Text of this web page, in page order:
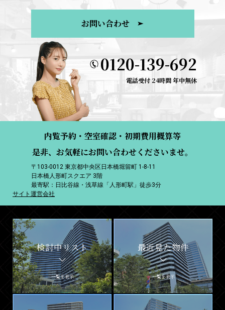
お問い合わせ
0120-139-692
電話受付 24時間 年中無休
内覧予約・空室確認・初期費用概算等
是非、お気軽にお問い合わせくださいませ。
〒103-0012 東京都中央区日本橋堀留町 1-8-11
日本橋人形町スクエア 3階
最寄駅：日比谷線・浅草線「人形町駅」徒歩3分
サイト運営会社
検討中リスト
一覧を表示
最近見た物件
一覧を表示